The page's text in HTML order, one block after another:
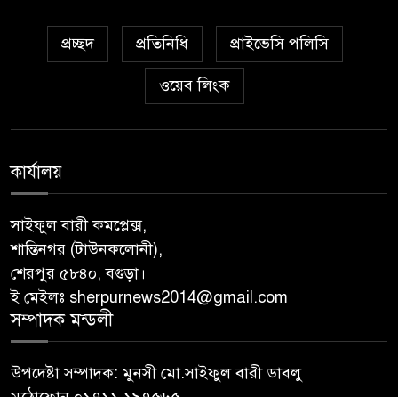
প্রচ্ছদ প্রতিনিধি প্রাইভেসি পলিসি
ওয়েব লিংক
কার্যালয়
সাইফুল বারী কমপ্লেক্স,
শান্তিনগর (টাউনকলোনী),
শেরপুর ৫৮৪০, বগুড়া।
ই মেইলঃ sherpurnews2014@gmail.com
সম্পাদক মন্ডলী
উপদেষ্টা সম্পাদক: মুনসী মো.সাইফুল বারী ডাবলু